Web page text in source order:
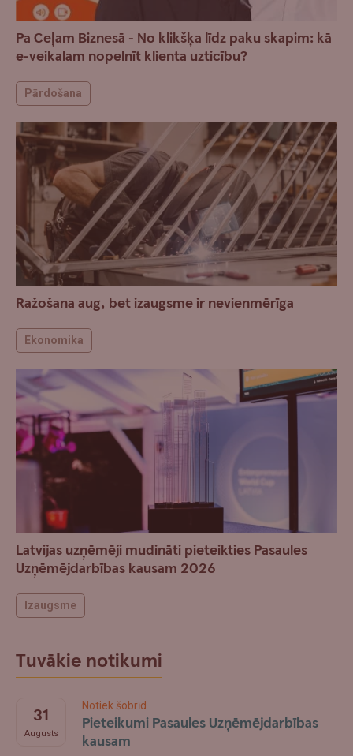
Pa Ceļam Biznesā - No klikšķa līdz paku skapim: kā
e-veikalam nopelnīt klienta uzticību?
Pārdošana
Ražošana aug, bet izaugsme ir nevienmērīga
Ekonomika
Latvijas uzņēmēji mudināti pieteikties Pasaules
Uzņēmējdarbības kausam 2026
Izaugsme
Tuvākie notikumi
31
Augusts
Notiek šobrīd
Pieteikumi Pasaules Uzņēmējdarbības
kausam